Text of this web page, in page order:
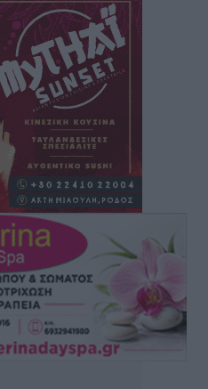
του άτυχου Ιάκωβου
του Μπρένο Σαλβατιέρα
διαρκείας της νέας
και μία